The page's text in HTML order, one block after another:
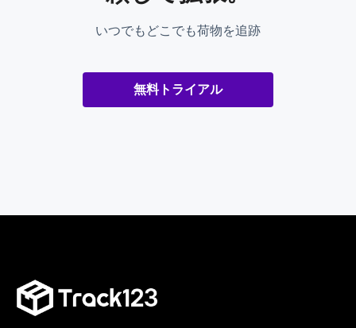
いつでもどこでも荷物を追跡
無料トライアル